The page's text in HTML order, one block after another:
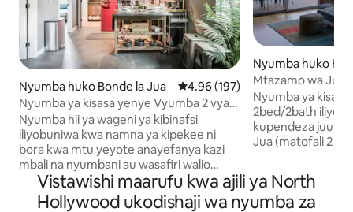
Nyumba huko Bonde la Jua Ukadiriaji wa wastani wa 4.96
4.96 (197)
Nyumba ya kisasa yenye Vyumba 2 vya
Kulala karibu na uwanja wa ndege wa
Universal Studios/Burbank
Nyumba hii ya wageni ya kibinafsi
iliyobuniwa kwa namna ya kipekee ni
bora kwa mtu yeyote anayefanya kazi
mbali na nyumbani au wasafiri walio
likizoni wanaotafuta eneo bora la
kuanzia jasura zao dakika chache tu
Nyumba huko
ls
Mtazamo wa Juu
w/Mtazamo
Nyumba ya
2bed/2bath
kupendeza juu ya
Jua (matofali 2
lakini ya faragha
Ukarabati wa hivi
hadi msingi,
Vistawishi maarufu kwa ajili ya North
Hollywood ukodishaji wa nyumba za